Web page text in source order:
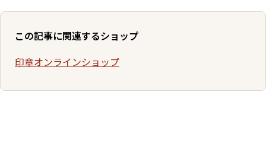
この記事に関連するショップ
印章オンラインショップ